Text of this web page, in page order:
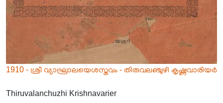
1910 - ശ്രീ വ്യാഘ്രാലയെശസ്തവം - തിരുവലഞ്ചുഴി കൃഷ്ണവാരിയർ
Thiruvalanchuzhi Krishnavarier